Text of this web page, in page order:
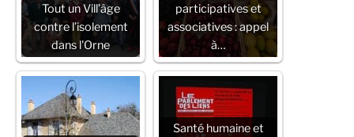
Tout un Vill’âge
contre l’isolement
dans l'Orne
participatives et
associatives : appel
à…
Santé humaine et